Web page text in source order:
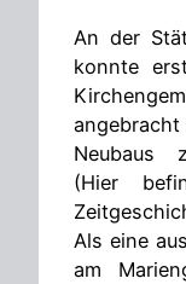
An der
konnte
Neubaus
(Hier
Als eine
am